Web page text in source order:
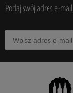
Podaj swój adres e-